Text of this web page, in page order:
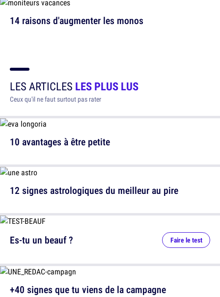
14 raisons d'augmenter les monos
LES ARTICLES LES PLUS LUS
Ceux qu'il ne faut surtout pas rater
10 avantages à être petite
12 signes astrologiques du meilleur au pire
Es-tu un beauf ? Faire le test
+40 signes que tu viens de la campagne